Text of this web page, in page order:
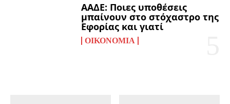
ΑΑΔΕ: Ποιες υποθέσεις
μπαίνουν στο στόχαστρο της
Εφορίας και γιατί
ΟΙΚΟΝΟΜΊΑ